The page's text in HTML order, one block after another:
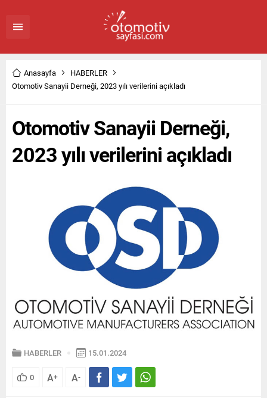
Anasayfa
HABERLER
Otomotiv Sanayii Derneği, 2023 yılı verilerini açıkladı
Otomotiv Sanayii Derneği,
2023 yılı verilerini açıkladı
HABERLER 15.01.2024
0 A+ A-